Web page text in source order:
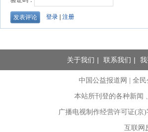
关于我们 | 联系我们 |
中国公益报道网 | 全
本站所刊登的各种新闻
广播电视制作经营许可证(京
互联网